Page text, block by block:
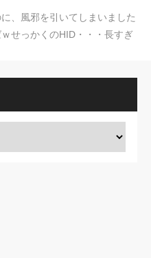
、風邪を引いてしまいました
せっかくのHID・・・長すぎ